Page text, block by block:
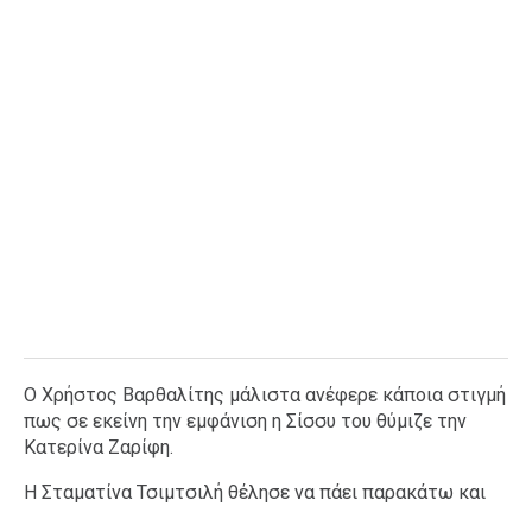
Ο Χρήστος Βαρθαλίτης μάλιστα ανέφερε κάποια στιγμή
πως σε εκείνη την εμφάνιση η Σίσσυ του θύμιζε την
Κατερίνα Ζαρίφη.
Η Σταματίνα Τσιμτσιλή θέλησε να πάει παρακάτω και